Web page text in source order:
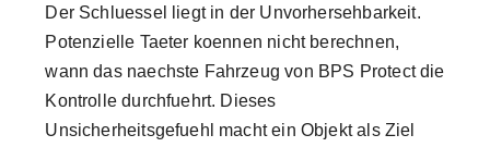
Der Schluessel liegt in der Unvorhersehbarkeit.
Potenzielle Taeter koennen nicht berechnen,
wann das naechste Fahrzeug von BPS Protect die
Kontrolle durchfuehrt. Dieses
Unsicherheitsgefuehl macht ein Objekt als Ziel